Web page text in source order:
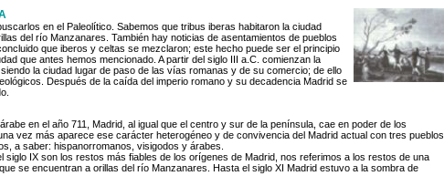
en el Paleolítico. Sabemos que tribus iberas habitaron la ciudad
del río Manzanares. También hay noticias de asentamientos de pueblos
que iberos y celtas se mezclaron; este hecho puede ser el principio
que antes hemos mencionado. A partir del siglo III a.C. comienzan la
la ciudad lugar de paso de las vías romanas y de su comercio; de ello
Después de la caída del imperio romano y su decadencia Madrid se
en el año 711, Madrid, al igual que el centro y sur de la península, cae en poder de los
vez más aparece ese carácter heterogéneo y de convivencia del Madrid actual con tres pueblos
a saber: hispanorromanos, visigodos y árabes.
siglo IX son los restos más fiables de los orígenes de Madrid, nos referimos a los restos de una
se encuentran a orillas del río Manzanares. Hasta el siglo XI Madrid estuvo a la sombra de